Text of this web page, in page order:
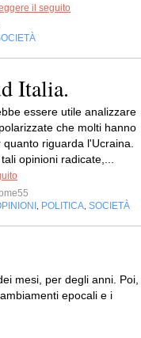
il seguito
Italia.
essere utile analizzare
che molti hanno
quanto riguarda l'Ucraina.
opinioni radicate,...
, POLITICA, SOCIETÀ
mesi, per degli anni. Poi,
epocali e i